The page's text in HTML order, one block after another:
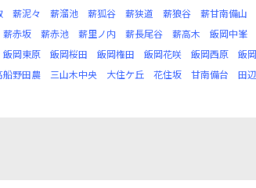
薪泥々 薪溜池 薪狐谷 薪狭道 薪狼谷 薪甘南備山
薪赤坂 薪赤池 薪里ノ内 薪長尾谷 薪高木 飯岡中峯
飯岡東原 飯岡桜田 飯岡権田 飯岡花咲 飯岡西原 飯
船野田農 三山木中央 大住ケ丘 花住坂 甘南備台 田辺